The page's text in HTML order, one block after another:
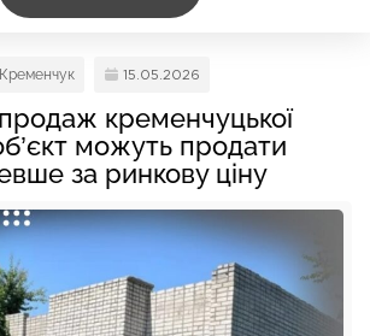
Кременчук 15.05.2026
кременчуцької
можуть продати
за ринкову ціну